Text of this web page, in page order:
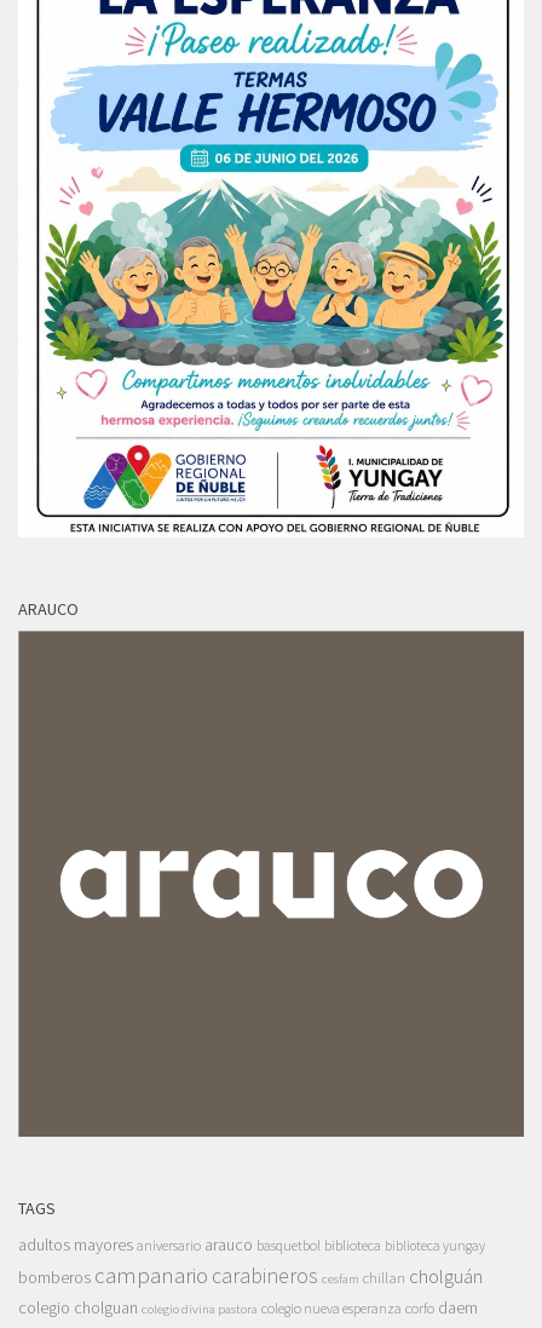
ARAUCO
TAGS
adultos mayores aniversario arauco basquetbol biblioteca biblioteca yungay
bomberos campanario carabineros cesfam chillan cholguán
colegio cholguan colegio divina pastora colegio nueva esperanza corfo daem